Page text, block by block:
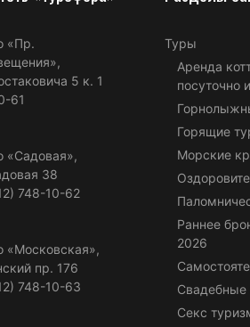
«Пр.
5 к. 1
61
«Садовая»,
38
748-10-62
«Московская»,
пр. 176
748-10-63
Туры
Аренда
посуточно
Горящие
Морские
Раннее
2026
Свадебные
Секс